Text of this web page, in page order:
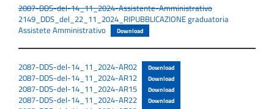
2087-DDS-del-14_11_2024-Assistente-Amministrativo
2149_DDS_del_22_11_2024_RIPUBBLICAZIONE graduatoria
Assistete Amministrativo
Download
2087-DDS-del-14_11_2024-AR02 Download
2087-DDS-del-14_11_2024-AR12 Download
2087-DDS-del-14_11_2024-AR15 Download
2087-DDS-del-14_11_2024-AR22 Download